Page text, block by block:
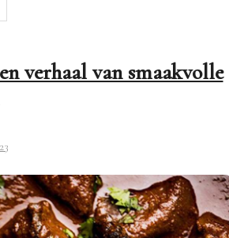
verhaal van smaakvolle